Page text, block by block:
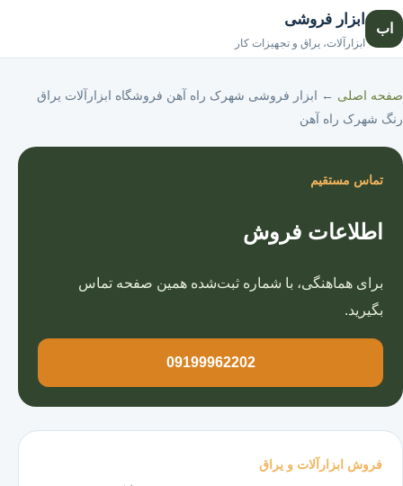
اب
ابزار فروشی
ابزارآلات، یراق و تجهیزات کار
صفحه اصلی ← ابزار فروشی شهرک راه آهن فروشگاه ابزارآلات یراق
رنگ شهرک راه آهن
فروش ابزارآلات و یراق
تماس مستقیم
اطلاعات فروش
برای هماهنگی، با شماره ثبت‌شده همین صفحه تماس
بگیرید.
09199962202